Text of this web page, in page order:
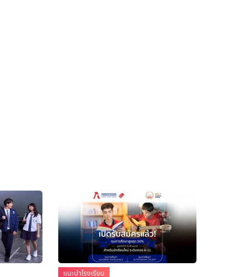
แนะนำโรงเรียน